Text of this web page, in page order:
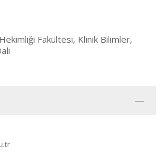
Fakültesi, Klinik Bilimler,